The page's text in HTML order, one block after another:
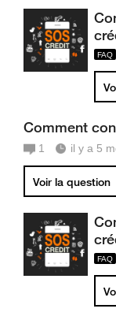
Comment
1 il y a 5
Voir la question